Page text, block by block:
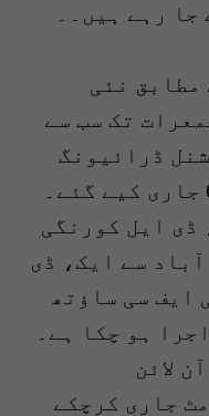
رہے ہیں۔۔
مطابق نئی
تک سب سے
ڈرائیونگ
پرمٹ کلفٹن برانچ سے 693 جاری کیے گئے۔
ایل حیدرآباد میں 52، ڈی ایل کورنگی
آباد سے ایک، ڈی
اباد سے 104، پی ایف سی ساؤتھ
اجرا ہو چکا ہے۔
لائن
جاری کرچکے